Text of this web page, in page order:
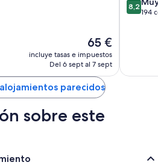
El
precio
actual
de
65 €
65 €
incluye tasas e impuestos
Del 6 sept al 7 sept
&
de
sobre
8,2
194
parecidos
sobre este